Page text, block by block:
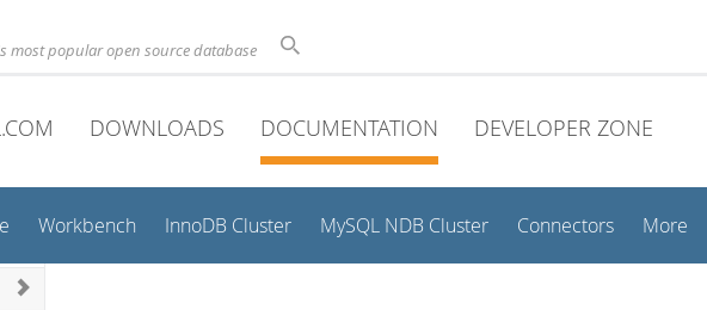
most popular open source database
DOWNLOADS DOCUMENTATION DEVELOPER ZONE
Workbench InnoDB Cluster MySQL NDB Cluster Connectors More